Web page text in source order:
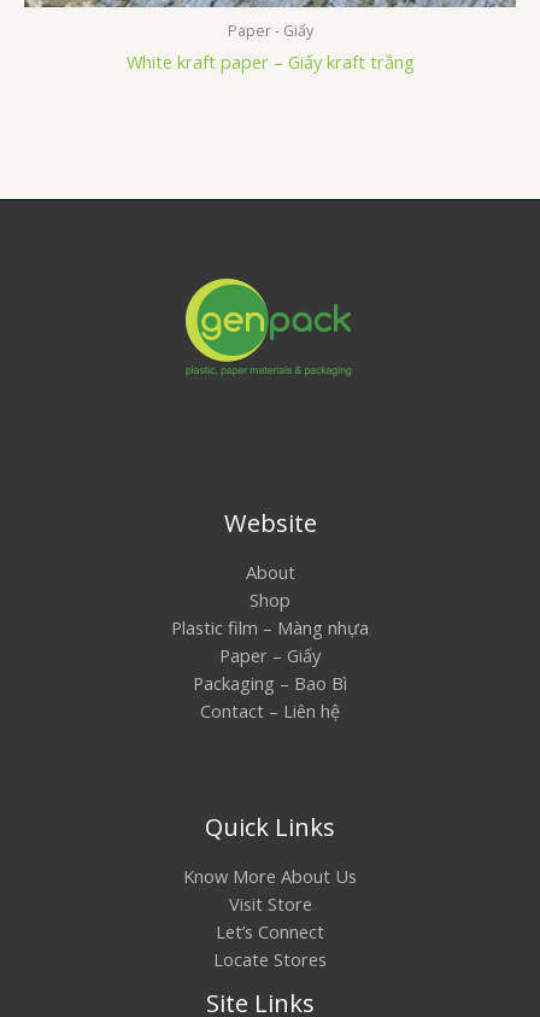
Paper - Giấy
White kraft paper – Giấy kraft trắng
Website
About
Shop
Plastic film – Màng nhựa
Paper – Giấy
Packaging – Bao Bì
Contact – Liên hệ
Quick Links
Know More About Us
Visit Store
Let’s Connect
Locate Stores
Site Links